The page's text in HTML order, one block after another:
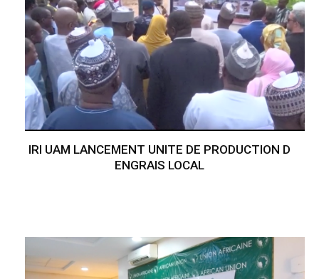
IRI UAM LANCEMENT UNITE DE PRODUCTION D
ENGRAIS LOCAL